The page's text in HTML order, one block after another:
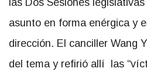
las Dos Sesiones
asunto en forma enérgica y
dirección. El canciller Wang
del tema y refirió allí las